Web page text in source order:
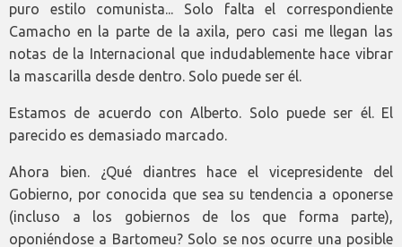
puro estilo comunista... Solo falta el correspondiente
Camacho en la parte de la axila, pero casi me llegan las
notas de la Internacional que indudablemente hace vibrar
la mascarilla desde dentro. Solo puede ser él.
Estamos de acuerdo con Alberto. Solo puede ser él. El
parecido es demasiado marcado.
Ahora bien. ¿Qué diantres hace el vicepresidente del
Gobierno, por conocida que sea su tendencia a oponerse
(incluso a los gobiernos de los que forma parte),
oponiéndose a Bartomeu? Solo se nos ocurre una posible